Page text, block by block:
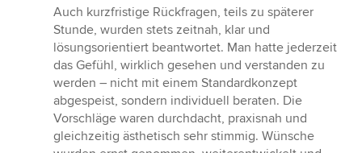
Auch kurzfristige Rückfragen, teils zu späterer
Stunde, wurden stets zeitnah, klar und
lösungsorientiert beantwortet. Man hatte jederzeit
das Gefühl, wirklich gesehen und verstanden zu
werden – nicht mit einem Standardkonzept
abgespeist, sondern individuell beraten. Die
Vorschläge waren durchdacht, praxisnah und
gleichzeitig ästhetisch sehr stimmig. Wünsche